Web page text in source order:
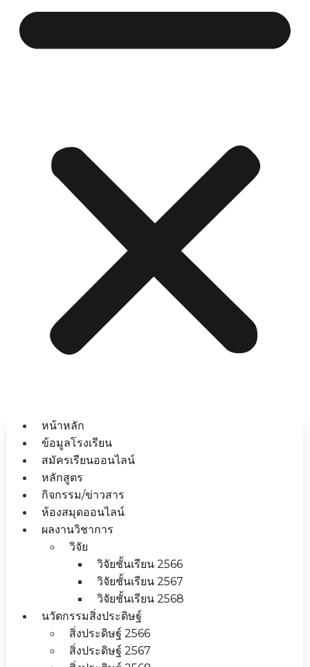
หน้าหลัก
ข้อมูลโรงเรียน
สมัครเรียนออนไลน์
หลักสูตร
กิจกรรม/ข่าวสาร
ห้องสมุดออนไลน์
ผลงานวิชาการ
วิจัย
วิจัยชั้นเรียน 2566
วิจัยชั้นเรียน 2567
วิจัยชั้นเรียน 2568
นวัตกรรมสิ่งประดิษฐ์
สิ่งประดิษฐ์ 2566
สิ่งประดิษฐ์ 2567